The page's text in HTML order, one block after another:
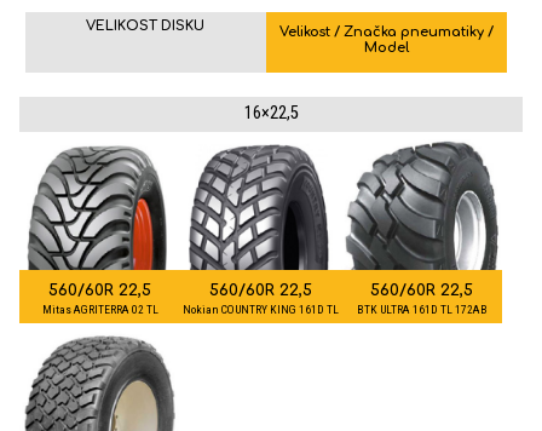
VELIKOST DISKU
Velikost / Značka pneumatiky /
Model
16×22,5
560/60R 22,5
Mitas AGRITERRA 02 TL
560/60R 22,5
Nokian COUNTRY KING 161D TL
560/60R 22,5
BTK ULTRA 161D TL 172AB